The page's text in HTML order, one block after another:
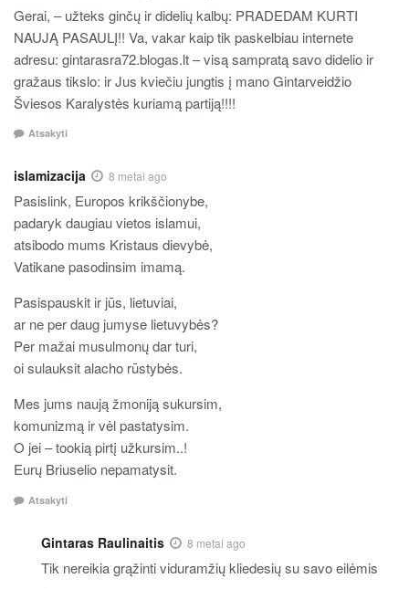
Gerai, – užteks ginčų ir didelių kalbų: PRADEDAM KURTI
NAUJĄ PASAULĮ!! Va, vakar kaip tik paskelbiau internete
adresu: gintarasra72.blogas.lt – visą sampratą savo didelio ir
gražaus tikslo: ir Jus kviečiu jungtis į mano Gintarveidžio
Šviesos Karalystės kuriamą partiją!!!!
Atsakyti
islamizacija 8 metai ago
Pasislink, Europos krikščionybe,
padaryk daugiau vietos islamui,
atsibodo mums Kristaus dievybė,
Vatikane pasodinsim imamą.
Pasispauskit ir jūs, lietuviai,
ar ne per daug jumyse lietuvybės?
Per mažai musulmonų dar turi,
oi sulauksit alacho rūstybės.
Mes jums naują žmoniją sukursim,
komunizmą ir vėl pastatysim.
O jei – tookią pirtį užkursim..!
Eurų Briuselio nepamatysit.
Atsakyti
Gintaras Raulinaitis 8 metai ago
Tik nereikia grąžinti viduramžių kliedesių su savo eilėmis